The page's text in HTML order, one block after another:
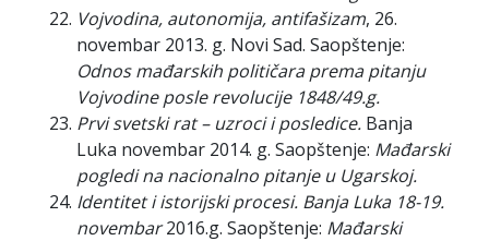
Vojvodina, autonomija, antifašizam, 26.
novembar 2013. g. Novi Sad. Saopštenje:
Odnos mađarskih političara prema pitanju
Vojvodine posle revolucije 1848/49.g.
Prvi svetski rat – uzroci i posledice. Banja
Luka novembar 2014. g. Saopštenje: Mađarski
pogledi na nacionalno pitanje u Ugarskoj.
Identitet i istorijski procesi. Banja Luka 18-19.
novembar2016.g. Saopštenje: Mađarski